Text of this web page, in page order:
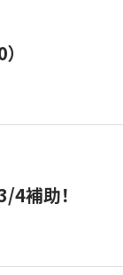
4補助！